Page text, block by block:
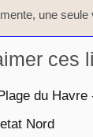
une seule
ces
du Havre
Nord